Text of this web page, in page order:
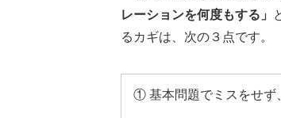
レーションを何度もする」
るカギは、次の３点です。
① 基本問題でミスをせず